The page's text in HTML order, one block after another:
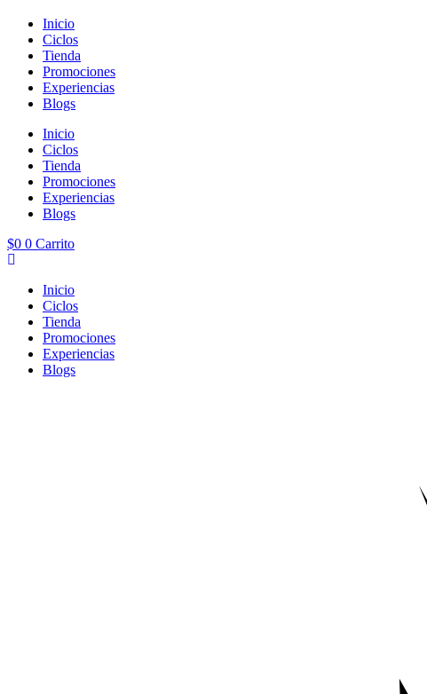
Inicio
Ciclos
Tienda
Promociones
Experiencias
Blogs
Inicio
Ciclos
Tienda
Promociones
Experiencias
Blogs
$0 0 Carrito
Inicio
Ciclos
Tienda
Promociones
Experiencias
Blogs